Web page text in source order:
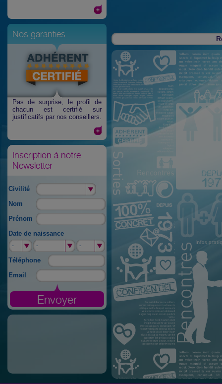
Nos garanties
Pas de surprise, le profil de
chacun est certifié sur
justificatifs par nos conseillers.
Inscription à notre
Newsletter
Civilité
Nom
Prénom
Date de naissance
-- -- --
Téléphone
Email